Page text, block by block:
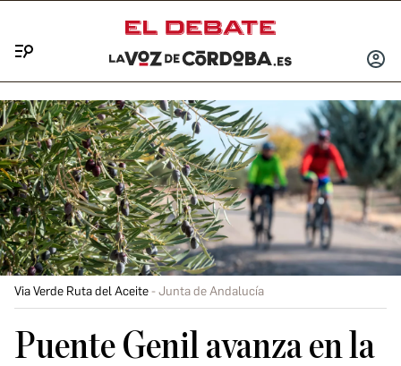
INICIAR
Via Verde Ruta del Aceite Junta de Andalucía
Puente Genil avanza en la